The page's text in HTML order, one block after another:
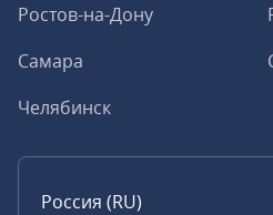
Ростов-на-Дону
Самара
Челябинск
Россия (RU)